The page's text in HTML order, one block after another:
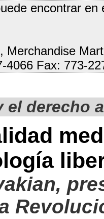
encontrar
Merchandise
4066 Fax: 773-
el derecho